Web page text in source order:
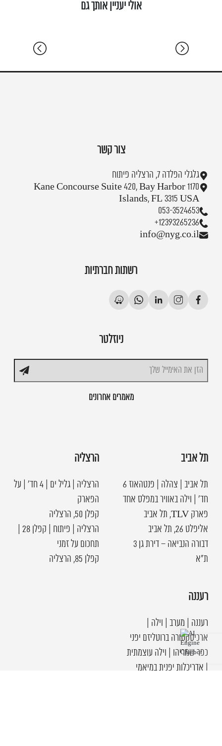
אולי יעניין אותך גם
צור קשר
גלגלי הפלדה 7, הרצליה פיתוח
1170 Kane Concourse Suite 420, Bay Harbor
Islands, FL 3315 USA
053-3524653
+12393265236
info@nyg.co.il
רשתות חברתיות
ניוזלטר
מאמרים אחרונים
תל אביב
תל אביב | צהלה | פנטהאוז 6
חד׳ | וילה באוויר במפלס אחד
פארק TLV, תל אביב
אליפלט 26, תל אביב
דבורה הנביאה – דירת גן 3
ת"א
הרצליה
הרצליה | גליל ים | 4 חד׳ | על
הפארק
קפלן 50, הרצליה
תחכום על זמני
קפלן 85, הרצליה
רעננה
רעננה | מערב | וילה |
ארכיטקטורה ברוטליזם יפני
כפר שמריהו | וילה עוצמתית
| אדריכלות יפנית במיאמי